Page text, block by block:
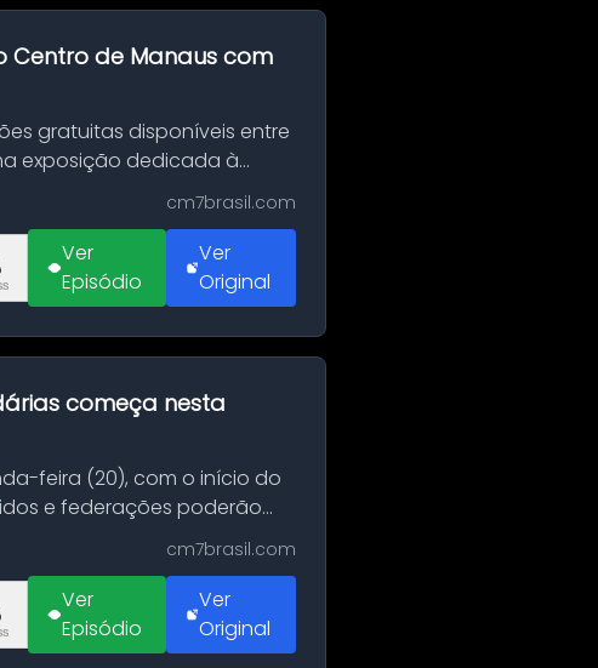
Centro de Manaus com
gratuitas disponíveis entre
exposição dedicada à
cm7brasil.com
Ver
Episódio
Ver
Original
começa nesta
feira (20), com o início do
e federações poderão
cm7brasil.com
Ver
Episódio
Ver
Original